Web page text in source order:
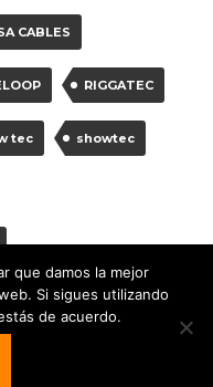
CABLES
RIGGATEC
tec showtec
Vonyx Work
que damos la mejor
Si sigues utilizando
de acuerdo.